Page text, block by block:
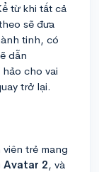
từ khi tất cả
sẽ đưa
tinh, có
dẫn
cho vai
trở lại.
trẻ mang
Avatar 2, và